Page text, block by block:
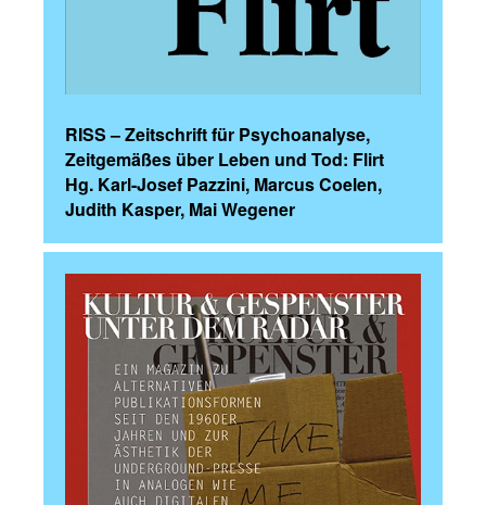
RISS – Zeitschrift für Psychoanalyse,
Zeitgemäßes über Leben und Tod: Flirt
Hg. Karl-Josef Pazzini, Marcus Coelen,
Judith Kasper, Mai Wegener